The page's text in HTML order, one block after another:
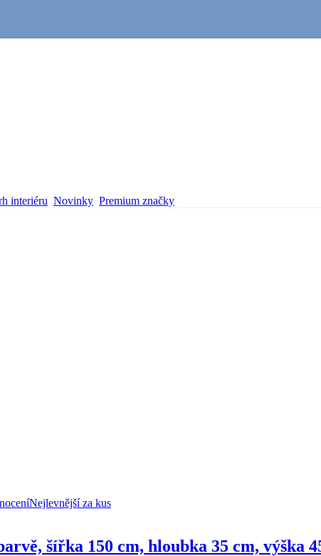
interiéru Novinky Premium značky
Nejlevnější za kus
šířka 150 cm, hloubka 35 cm, výška